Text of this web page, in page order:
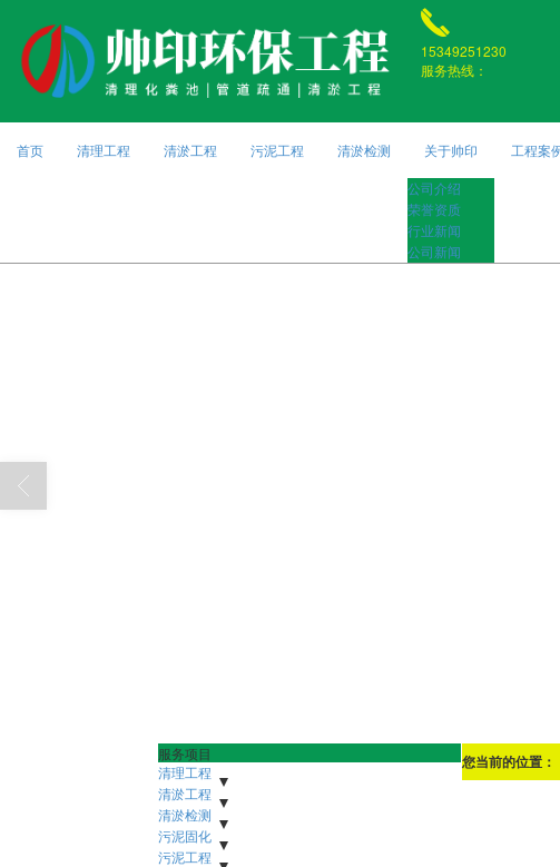
15349251230
服务热线：
首页 清理工程 清淤工程 污泥工程 清淤检测
关于帅印
公司介绍
荣誉资质
行业新闻
公司新闻
工程案
您当前的位置：
服务项目
清理工程
污水池清理
隔油地清理
清淤工程
河道清淤
雨水清淤
市政管道疏通清淤
隧道管道疏通清淤
清淤检测
市政潜水打捞
污泥固化
非开挖修复紫外线光固化
污泥工程